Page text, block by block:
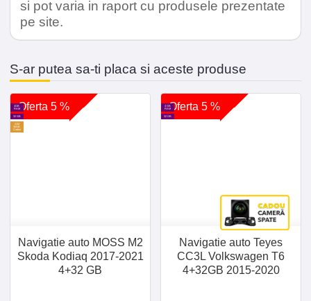
si pot varia in raport cu produsele prezentate
pe site.
S-ar putea sa-ti placa si aceste produse
Oferta 5 %
4GB
RAM
32 GB
SIM
30GB
Cadou
Navigatie auto MOSS M2
Skoda Kodiaq 2017-2021
4+32 GB
Oferta 5 %
4 GB
RAM
32 GB
Navigatie auto Teyes
CC3L Volkswagen T6
4+32GB 2015-2020